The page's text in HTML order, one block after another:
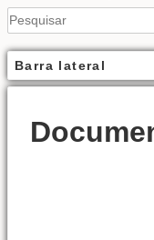
Barra lateral